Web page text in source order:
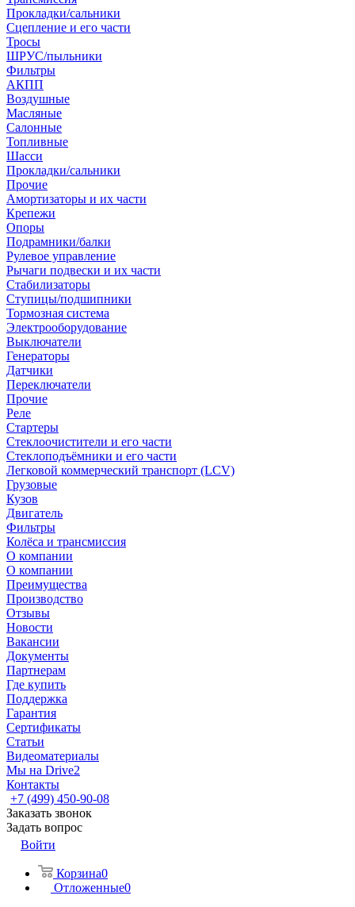
Прокладки/сальники
Сцепление и его части
Тросы
ШРУС/пыльники
Фильтры
АКПП
Воздушные
Масляные
Салонные
Топливные
Шасси
Прокладки/сальники
Прочие
Амортизаторы и их части
Крепежи
Опоры
Подрамники/балки
Рулевое управление
Рычаги подвески и их части
Стабилизаторы
Ступицы/подшипники
Тормозная система
Электрооборудование
Выключатели
Генераторы
Датчики
Переключатели
Прочие
Реле
Стартеры
Стеклоочистители и его части
Стеклоподъёмники и его части
Легковой коммерческий транспорт (LCV)
Грузовые
Кузов
Двигатель
Фильтры
Колёса и трансмиссия
О компании
О компании
Преимущества
Производство
Отзывы
Новости
Вакансии
Документы
Партнерам
Где купить
Поддержка
Гарантия
Сертификаты
Статьи
Видеоматериалы
Мы на Drive2
Контакты
+7 (499) 450-90-08
Заказать звонок
Задать вопрос
Войти
Корзина0
Отложенные0